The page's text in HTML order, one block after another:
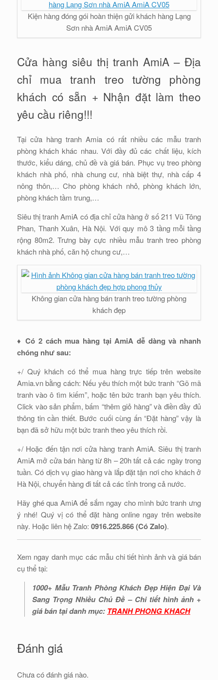
Kiện hàng đóng gói hoàn thiện gửi khách hàng Lạng
Sơn nhà AmiA AmiA CV05
Cửa hàng siêu thị tranh AmiA – Địa
chỉ mua tranh treo tường phòng
khách có sẵn + Nhận đặt làm theo
yêu cầu riêng!!!
Tại cửa hàng tranh Amia có rất nhiều các mẫu tranh
phòng khách khác nhau. Với đầy đủ các chất liệu, kích
thước, kiểu dáng, chủ đề và giá bán. Phục vụ treo phòng
khách nhà phố, nhà chung cư, nhà biệt thự, nhà cấp 4
nông thôn,… Cho phòng khách nhỏ, phòng khách lớn,
phòng khách tầm trung,…
Siêu thị tranh AmiA có địa chỉ cửa hàng ở số 211 Vũ Tông
Phan, Thanh Xuân, Hà Nội. Với quy mô 3 tầng mỗi tầng
rộng 80m2. Trưng bày cực nhiều mẫu tranh treo phòng
khách nhà phố, căn hộ chung cư,…
Không gian cửa hàng bán tranh treo tường phòng
khách đẹp
♦ Có 2 cách mua hàng tại AmiA dễ dàng và nhanh
chóng như sau:
+/ Quý khách có thể mua hàng trực tiếp trên website
Amia.vn bằng cách: Nếu yêu thích một bức tranh “Gõ mã
tranh vào ô tìm kiếm”, hoặc tên bức tranh bạn yêu thích.
Click vào sản phẩm, bấm “thêm giỏ hàng” và điền đầy đủ
thông tin cần thiết. Bước cuối cùng ấn “Đặt hàng” vậy là
bạn đã sở hữu một bức tranh theo yêu thích rồi.
+/ Hoặc đến tận nơi cửa hàng tranh AmiA. Siêu thị tranh
AmiA mở cửa bán hàng từ 8h – 20h tất cả các ngày trong
tuần. Có dịch vụ giao hàng và lắp đặt tận nơi cho khách ở
Hà Nội, chuyển hàng đi tất cả các tỉnh trong cả nước.
Hãy ghé qua AmiA để sắm ngay cho mình bức tranh ưng
ý nhé! Quý vị có thể đặt hàng online ngay trên website
này. Hoặc liên hệ Zalo: 0916.225.866 (Có Zalo).
Xem ngay danh mục các mẫu chi tiết hình ảnh và giá bán
cụ thể tại:
1000+ Mẫu Tranh Phòng Khách Đẹp Hiện Đại Và
Sang Trọng Nhiều Chủ Đề – Chi tiết hình ảnh +
giá bán tại danh mục: TRANH PHONG KHACH
Đánh giá
Chưa có đánh giá nào.